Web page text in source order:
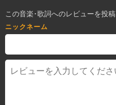
この音楽･歌詞へのレビューを投稿
ニックネーム